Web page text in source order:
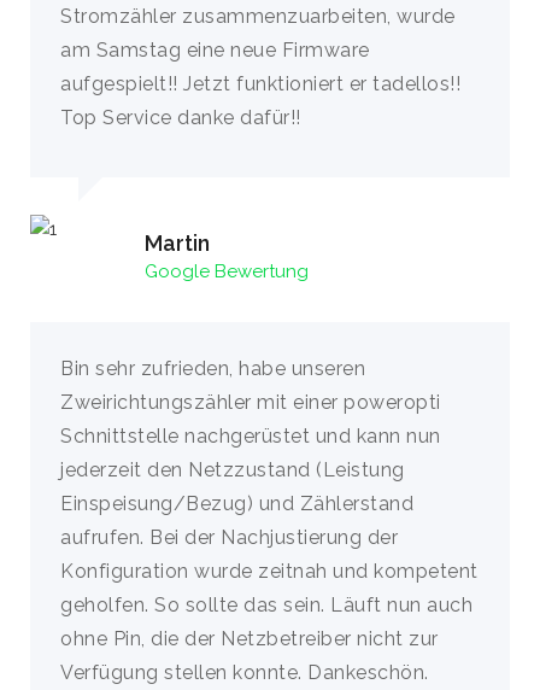
Stromzähler zusammenzuarbeiten, wurde
am Samstag eine neue Firmware
aufgespielt!! Jetzt funktioniert er tadellos!!
Top Service danke dafür!!
Martin
Google Bewertung
Bin sehr zufrieden, habe unseren
Zweirichtungszähler mit einer poweropti
Schnittstelle nachgerüstet und kann nun
jederzeit den Netzzustand (Leistung
Einspeisung/Bezug) und Zählerstand
aufrufen. Bei der Nachjustierung der
Konfiguration wurde zeitnah und kompetent
geholfen. So sollte das sein. Läuft nun auch
ohne Pin, die der Netzbetreiber nicht zur
Verfügung stellen konnte. Dankeschön.